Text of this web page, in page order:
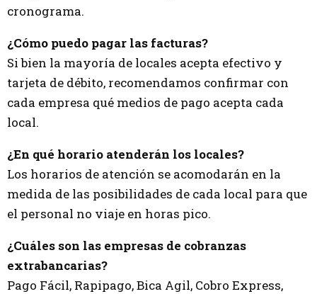
cronograma.
¿Cómo puedo pagar las facturas?
Si bien la mayoría de locales acepta efectivo y
tarjeta de débito, recomendamos confirmar con
cada empresa qué medios de pago acepta cada
local.
¿En qué horario atenderán los locales?
Los horarios de atención se acomodarán en la
medida de las posibilidades de cada local para que
el personal no viaje en horas pico.
¿Cuáles son las empresas de cobranzas
extrabancarias?
Pago Fácil, Rapipago, Bica Agil, Cobro Express,